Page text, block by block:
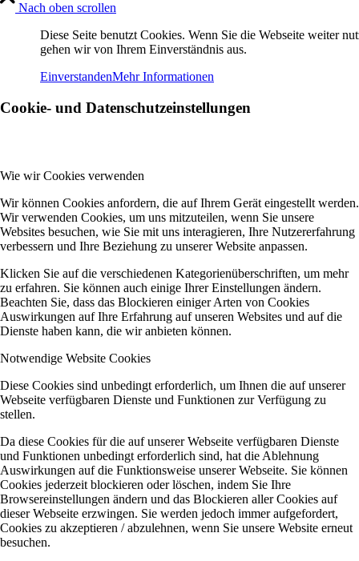
Nach oben scrollen
Diese Seite benutzt Cookies. Wenn Sie die Webseite weiter
gehen wir von Ihrem Einverständnis aus.
EinverstandenMehr Informationen
Cookie- und Datenschutzeinstellungen
Wie wir Cookies verwenden
Wir können Cookies anfordern, die auf Ihrem Gerät eingestellt werden.
Wir verwenden Cookies, um uns mitzuteilen, wenn Sie unsere
Websites besuchen, wie Sie mit uns interagieren, Ihre Nutzererfahrung
verbessern und Ihre Beziehung zu unserer Website anpassen.
Klicken Sie auf die verschiedenen Kategorienüberschriften, um mehr
zu erfahren. Sie können auch einige Ihrer Einstellungen ändern.
Beachten Sie, dass das Blockieren einiger Arten von Cookies
Auswirkungen auf Ihre Erfahrung auf unseren Websites und auf die
Dienste haben kann, die wir anbieten können.
Notwendige Website Cookies
Diese Cookies sind unbedingt erforderlich, um Ihnen die auf unserer
Webseite verfügbaren Dienste und Funktionen zur Verfügung zu
stellen.
Da diese Cookies für die auf unserer Webseite verfügbaren Dienste
und Funktionen unbedingt erforderlich sind, hat die Ablehnung
Auswirkungen auf die Funktionsweise unserer Webseite. Sie können
Cookies jederzeit blockieren oder löschen, indem Sie Ihre
Browsereinstellungen ändern und das Blockieren aller Cookies auf
dieser Webseite erzwingen. Sie werden jedoch immer aufgefordert,
Cookies zu akzeptieren / abzulehnen, wenn Sie unsere Website erneut
besuchen.